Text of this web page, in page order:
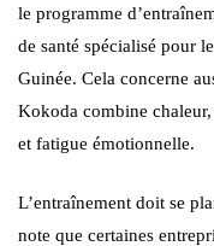
le programme
de santé spécialisé pour
Guinée. Cela concerne
Kokoda combine chaleur,
et fatigue émotionnelle.
L’entraînement doit se
note que certaines